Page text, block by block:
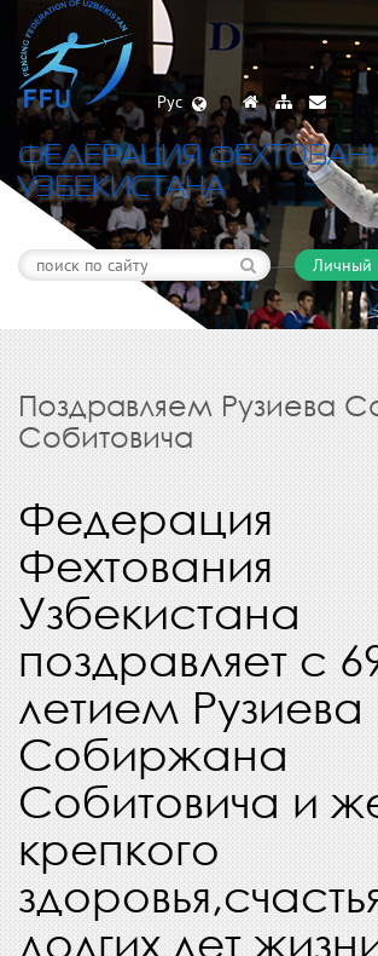
Рус
ФЕДЕРАЦИЯ
УЗБЕКИСТАНА
Поздравляем Рузиева
Собитовича
Федерация
Фехтования
Узбекистана
поздравляет с
летием Рузиева
Собиржана
Собитовича и
крепкого
долгих лет